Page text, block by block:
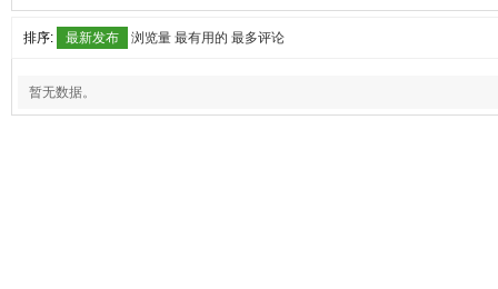
排序: 最新发布 浏览量 最有用的 最多评论
暂无数据。